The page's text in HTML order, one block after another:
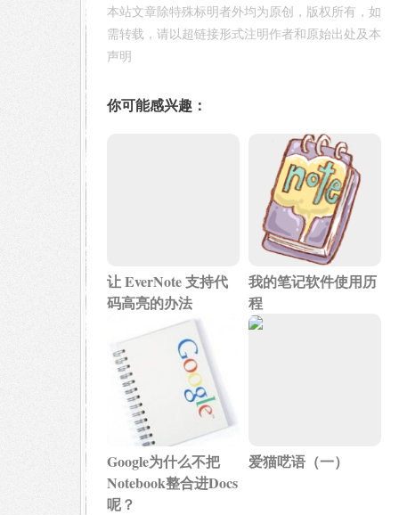
本站文章除特殊标明者外均为原创，版权所有，如
需转载，请以超链接形式注明作者和原始出处及本
声明
你可能感兴趣：
让 EverNote 支持代
码高亮的办法
我的笔记软件使用历
程
Google为什么不把
Notebook整合进Docs
呢？
爱猫呓语（一）